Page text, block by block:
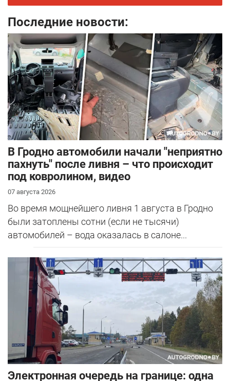
Последние новости:
В Гродно автомобили начали "неприятно
пахнуть" после ливня – что происходит
под ковролином, видео
07 августа 2026
Во время мощнейшего ливня 1 августа в Гродно
были затоплены сотни (если не тысячи)
автомобилей – вода оказалась в салоне...
Электронная очередь на границе: одна